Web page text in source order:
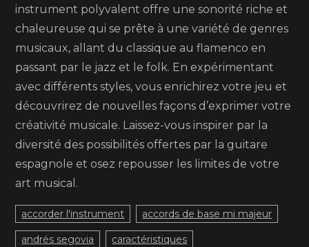
instrument polyvalent offre une sonorité riche et
chaleureuse qui se prête à une variété de genres
musicaux, allant du classique au flamenco en
passant par le jazz et le folk. En expérimentant
avec différents styles, vous enrichirez votre jeu et
découvrirez de nouvelles façons d’exprimer votre
créativité musicale. Laissez-vous inspirer par la
diversité des possibilités offertes par la guitare
espagnole et osez repousser les limites de votre
art musical.
accorder l'instrument accords de base mi majeur
andrés segovia caractéristiques